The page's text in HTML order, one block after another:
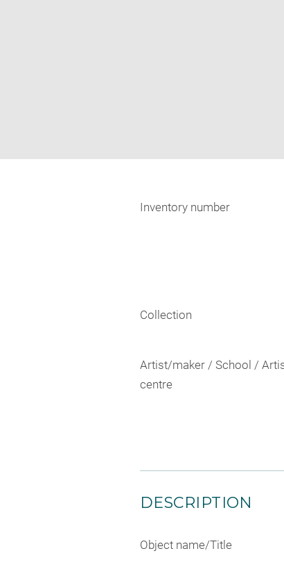
Inventory number
Collection
Artist/maker / School /
centre
DESCRIPTION
Object name/Title